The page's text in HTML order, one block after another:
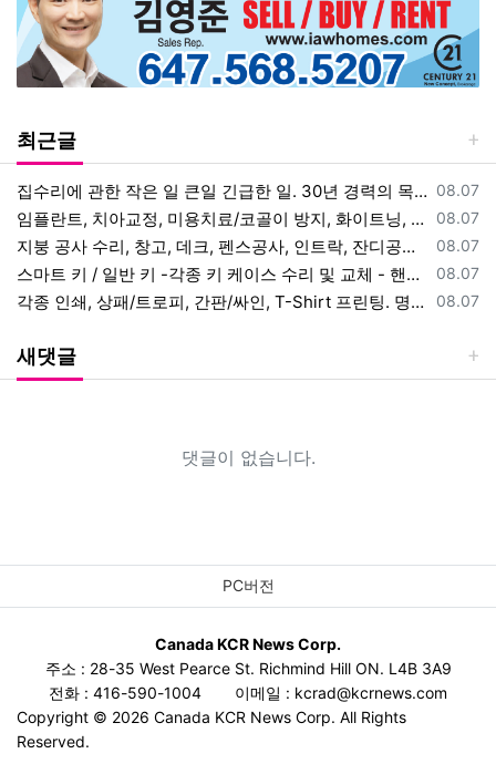
최근글
등록일
08.07
집수리에 관한 작은 일 큰일 긴급한 일. 30년 경력의 목수에게 맡겨 주
등록일
08.07
임플란트, 치아교정, 미용치료/코골이 방지, 화이트닝, 사랑니 발치. 직
등록일
08.07
지붕 공사 수리, 창고, 데크, 펜스공사, 인트락, 잔디공사, 나무 자르
등록일
08.07
스마트 키 / 일반 키 -각종 키 케이스 수리 및 교체 - 핸드폰 키(스
등록일
08.07
각종 인쇄, 상패/트로피, 간판/싸인, T-Shirt 프린팅. 명함, 전
새댓글
댓글이 없습니다.
PC버전
Canada KCR News Corp.
주소 : 28-35 West Pearce St. Richmind Hill ON. L4B 3A9
전화 : 416-590-1004
이메일 : kcrad@kcrnews.com
Copyright © 2026 Canada KCR News Corp. All Rights
Reserved.